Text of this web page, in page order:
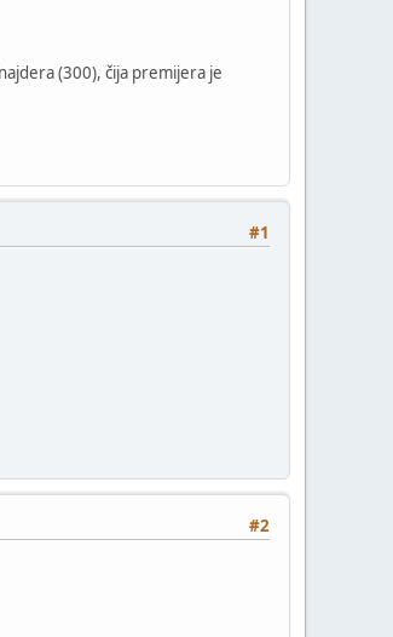
(300), čija premijera je
#1
#2